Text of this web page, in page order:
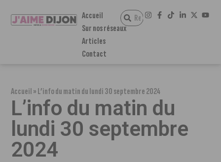
Accueil
Sur nos réseaux
Articles
Contact
Accueil»L’info du matin du lundi 30 septembre 2024
L’info du matin du
lundi 30 septembre
2024